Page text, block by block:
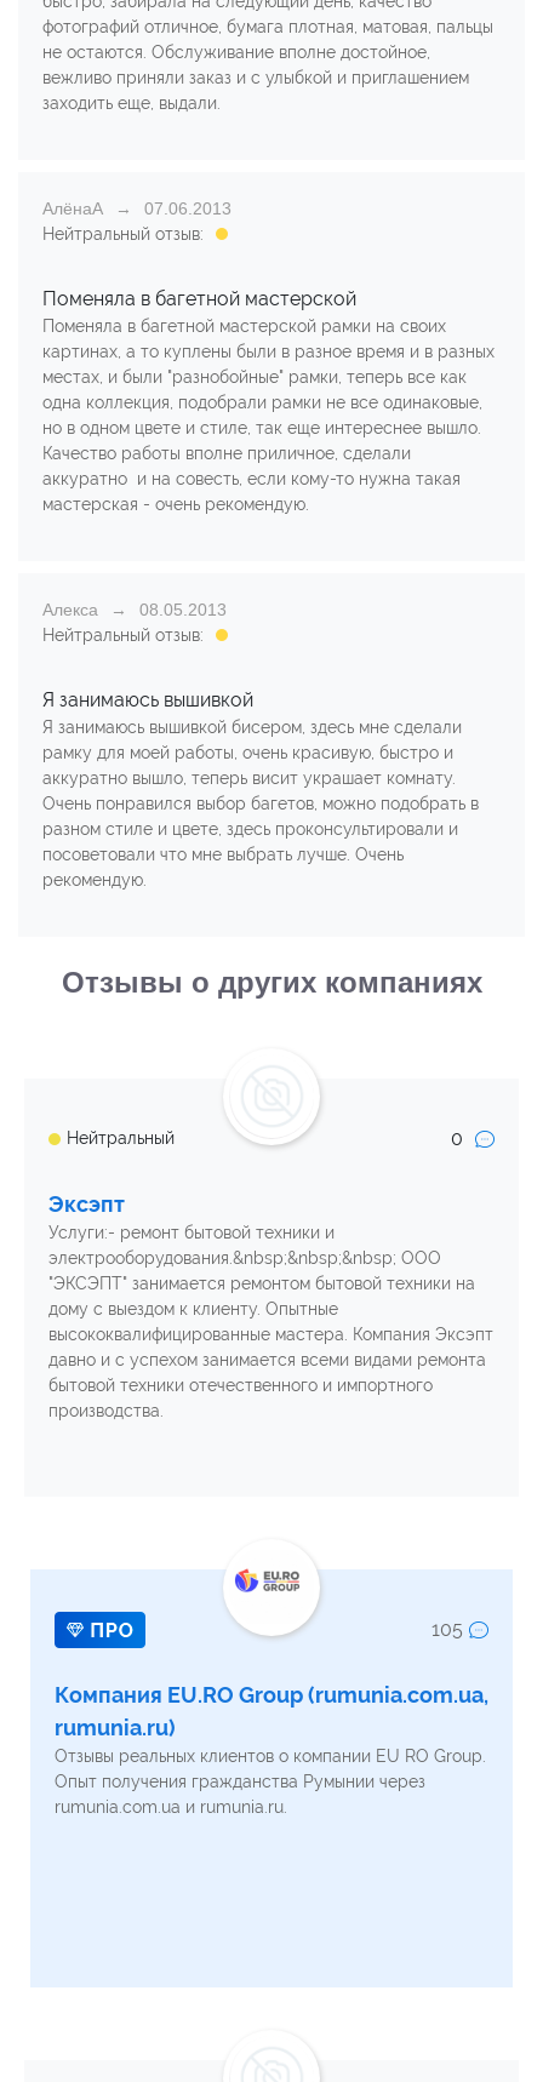
фотографий отличное, бумага плотная, матовая, пальцы
не остаются. Обслуживание вполне достойное,
вежливо приняли заказ и с улыбкой и приглашением
заходить еще, выдали.
АлёнаА
07.06.2013
Нейтральный отзыв:
Поменяла в багетной мастерской
Поменяла в багетной мастерской рамки на своих
картинах, а то куплены были в разное время и в разных
местах, и были "разнобойные" рамки, теперь все как
одна коллекция, подобрали рамки не все одинаковые,
но в одном цвете и стиле, так еще интереснее вышло.
Качество работы вполне приличное, сделали
аккуратно и на совесть, если кому-то нужна такая
мастерская - очень рекомендую.
Алекса
08.05.2013
Нейтральный отзыв:
Я занимаюсь вышивкой
Я занимаюсь вышивкой бисером, здесь мне сделали
рамку для моей работы, очень красивую, быстро и
аккуратно вышло, теперь висит украшает комнату.
Очень понравился выбор багетов, можно подобрать в
разном стиле и цвете, здесь проконсультировали и
посоветовали что мне выбрать лучше. Очень
рекомендую.
Отзывы о других компаниях
Нейтральный 0
Эксэпт
Услуги:- ремонт бытовой техники и
электрооборудования.&nbsp;&nbsp;&nbsp; ООО
"ЭКСЭПТ" занимается ремонтом бытовой техники на
дому с выездом к клиенту. Опытные
высококвалифицированные мастера. Компания Эксэпт
давно и с успехом занимается всеми видами ремонта
бытовой техники отечественного и импортного
производства.
105
Компания EU.RO Group (rumunia.com.ua,
rumunia.ru)
Отзывы реальных клиентов о компании EU RO Group.
Опыт получения гражданства Румынии через
rumunia.com.ua и rumunia.ru.